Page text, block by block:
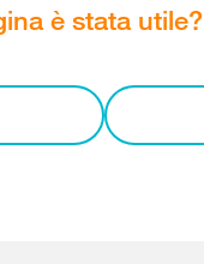
è stata utile?